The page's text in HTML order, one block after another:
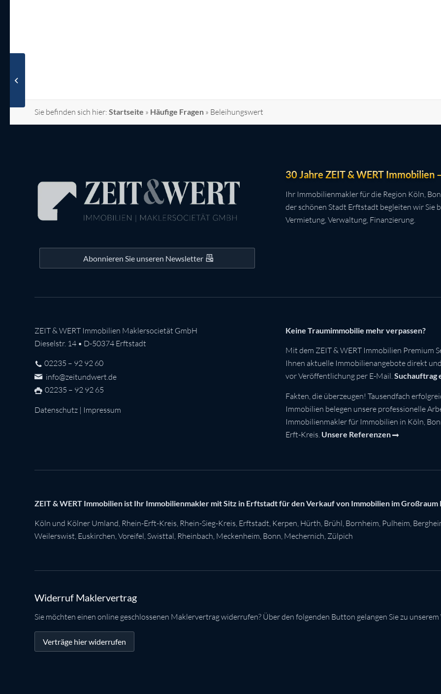
Sie befinden sich hier: Startseite » Häufige Fragen » Beleihungswert
Abonnieren Sie unseren Newsletter
30 Jahre ZEIT & WERT Immobilien
Ihr Immobilienmakler für die Region Köln,
der schönen Stadt Erftstadt begleiten wir Sie
Vermietung, Verwaltung, Finanzierung.
ZEIT & WERT Immobilien Maklersocietät GmbH
Dieselstr. 14 • D-50374 Erftstadt
02235 – 92 92 60
info@zeitundwert.de
02235 – 92 92 65
Datenschutz | Impressum
Keine Traumimmobilie mehr verpassen?
Mit dem ZEIT & WERT Immobilien Premium
Ihnen aktuelle Immobilienangebote direkt
vor Veröffentlichung per E-Mail.Suchauftrag
Fakten, die überzeugen! Tausendfach
Immobilien belegen unsere professionelle
Immobilienmakler für Immobilien in Köln,
Erft-Kreis. Unsere Referenzen
ZEIT & WERT Immobilien ist Ihr Immobilienmakler mit Sitz in Erftstadt für den Verkauf von Immobilien im
Köln und Kölner Umland, Rhein-Erft-Kreis Rhein-Sieg-Kreis Erftstadt Kerpen Hürth Brühl Bornheim Pulheim
Weilerswist Euskirchen , Voreifel, Swisttal Rheinbach Meckenheim Bonn Mechernich Zülpich
Widerruf Maklervertrag
Sie möchten einen online geschlossenen Maklervertrag widerrufen? Über den folgenden Button gelangen Sie zu
Verträge hier widerrufen